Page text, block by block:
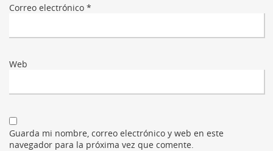
Correo electrónico *
Web
Guarda mi nombre, correo electrónico y web en este
navegador para la próxima vez que comente.